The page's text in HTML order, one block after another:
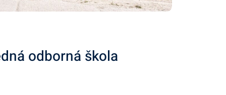
odborná škola